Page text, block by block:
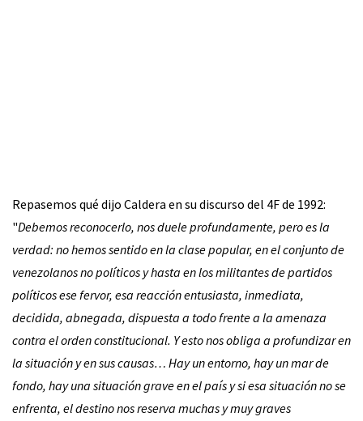
Repasemos qué dijo Caldera en su discurso del 4F de 1992:
"Debemos reconocerlo, nos duele profundamente, pero es la
verdad: no hemos sentido en la clase popular, en el conjunto de
venezolanos no políticos y hasta en los militantes de partidos
políticos ese fervor, esa reacción entusiasta, inmediata,
decidida, abnegada, dispuesta a todo frente a la amenaza
contra el orden constitucional. Y esto nos obliga a profundizar en
la situación y en sus causas… Hay un entorno, hay un mar de
fondo, hay una situación grave en el país y si esa situación no se
enfrenta, el destino nos reserva muchas y muy graves